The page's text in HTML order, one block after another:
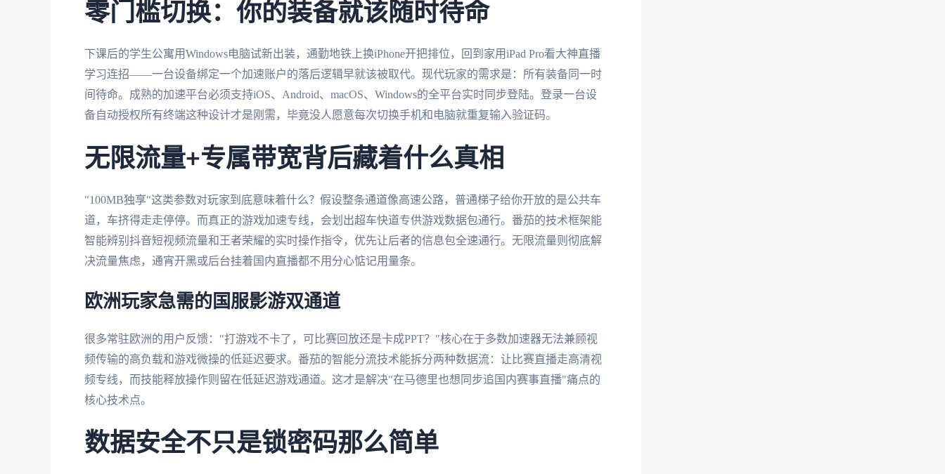
零门槛切换：你的装备就该随时待命
下课后的学生公寓用Windows电脑试新出装，通勤地铁上换iPhone开把排位，回到家用iPad Pro看大神直播
学习连招——一台设备绑定一个加速账户的落后逻辑早就该被取代。现代玩家的需求是：所有装备同一时
间待命。成熟的加速平台必须支持iOS、Android、macOS、Windows的全平台实时同步登陆。登录一台设
备自动授权所有终端这种设计才是刚需，毕竟没人愿意每次切换手机和电脑就重复输入验证码。
无限流量+专属带宽背后藏着什么真相
"100MB独享"这类参数对玩家到底意味着什么？假设整条通道像高速公路，普通梯子给你开放的是公共车
道，车挤得走走停停。而真正的游戏加速专线，会划出超车快道专供游戏数据包通行。番茄的技术框架能
智能辨别抖音短视频流量和王者荣耀的实时操作指令，优先让后者的信息包全速通行。无限流量则彻底解
决流量焦虑，通宵开黑或后台挂着国内直播都不用分心惦记用量条。
欧洲玩家急需的国服影游双通道
很多常驻欧洲的用户反馈："打游戏不卡了，可比赛回放还是卡成PPT？"核心在于多数加速器无法兼顾视
频传输的高负载和游戏微操的低延迟要求。番茄的智能分流技术能拆分两种数据流：让比赛直播走高清视
频专线，而技能释放操作则留在低延迟游戏通道。这才是解决"在马德里也想同步追国内赛事直播"痛点的
核心技术点。
数据安全不只是锁密码那么简单